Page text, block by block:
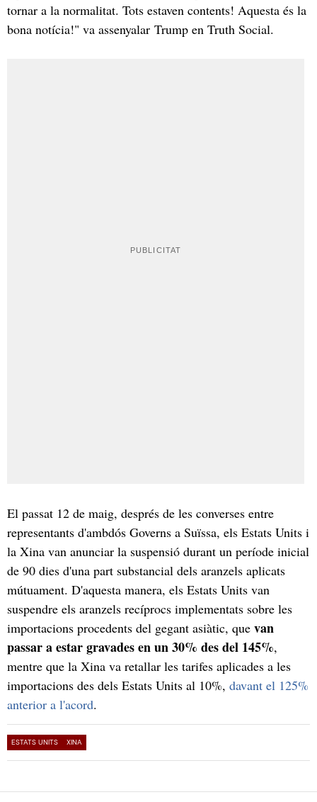
tornar a la normalitat. Tots estaven contents! Aquesta és la
bona notícia!" va assenyalar Trump en Truth Social.
El passat 12 de maig, després de les converses entre
representants d'ambdós Governs a Suïssa, els Estats Units i
la Xina van anunciar la suspensió durant un període inicial
de 90 dies d'una part substancial dels aranzels aplicats
mútuament. D'aquesta manera, els Estats Units van
suspendre els aranzels recíprocs implementats sobre les
importacions procedents del gegant asiàtic, que van
passar a estar gravades en un 30% des del 145%,
mentre que la Xina va retallar les tarifes aplicades a les
importacions des dels Estats Units al 10%, davant el 125%
anterior a l'acord.
ESTATS UNITS XINA